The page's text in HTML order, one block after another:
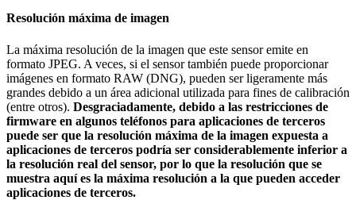
Resolución máxima de imagen
La máxima resolución de la imagen que este sensor emite en
formato JPEG. A veces, si el sensor también puede proporcionar
imágenes en formato RAW (DNG), pueden ser ligeramente más
grandes debido a un área adicional utilizada para fines de calibración
(entre otros). Desgraciadamente, debido a las restricciones de
firmware en algunos teléfonos para aplicaciones de terceros
puede ser que la resolución máxima de la imagen expuesta a
aplicaciones de terceros podría ser considerablemente inferior a
la resolución real del sensor, por lo que la resolución que se
muestra aquí es la máxima resolución a la que pueden acceder
aplicaciones de terceros.